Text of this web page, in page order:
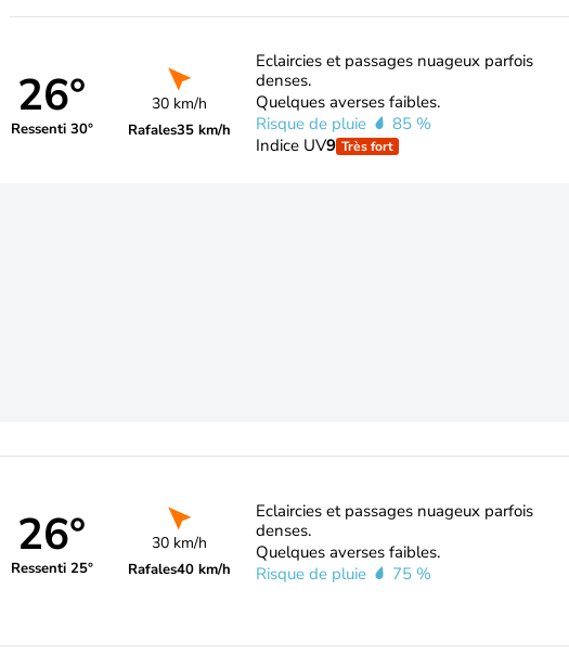
26°
Ressenti 30°
30 km/h
Rafales35 km/h
Eclaircies et passages nuageux parfois
denses.
Quelques averses faibles.
Risque de pluie
85 %
Indice UV9 Très fort
26°
Ressenti 25°
30 km/h
Rafales40 km/h
Eclaircies et passages nuageux parfois
denses.
Quelques averses faibles.
Risque de pluie
75 %